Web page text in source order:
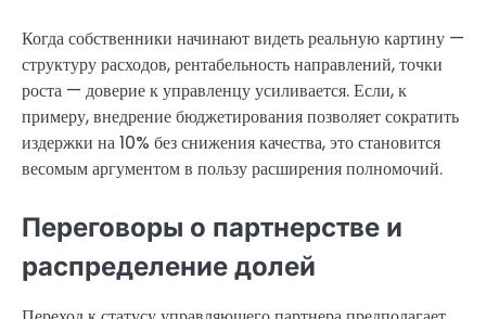
Когда собственники начинают видеть реальную картину —
структуру расходов, рентабельность направлений, точки
роста — доверие к управленцу усиливается. Если, к
примеру, внедрение бюджетирования позволяет сократить
издержки на 10% без снижения качества, это становится
весомым аргументом в пользу расширения полномочий.
Переговоры о партнерстве и
распределение долей